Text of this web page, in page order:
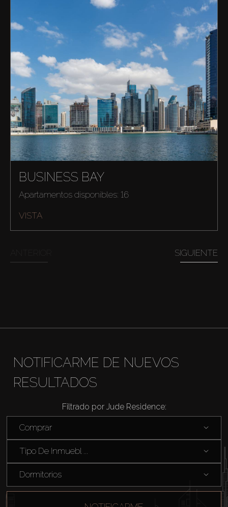
BUSINESS BAY
Apartamentos disponibles: 16
VISTA
SIGUIENTE
NOTIFICARME DE NUEVOS
RESULTADOS
Filtrado por Jude Residence:
Comprar
Tipo De Inmuebl ...
Dormitorios